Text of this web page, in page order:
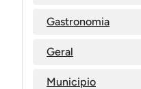
Gastronomia
Geral
Municipio